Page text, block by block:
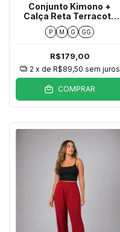
Conjunto Kimono +
Calça Reta Terracota
Texturizado
P M G GG
R$179,00
2 x de R$89,50 sem juros
COMPRAR